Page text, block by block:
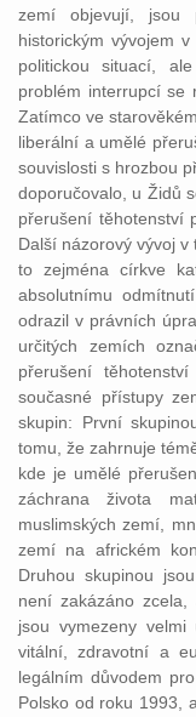
zemí objevují, jsou
historickým vývojem
politickou situací,
problém interrupcí se
Zatímco ve
liberální a umělé
souvislosti s hrozbou
doporučovalo, u Židů
přerušení těhotenství
Další názorový vývoj
to zejména církve
absolutnímu
odrazil v právních
určitých zemích
přerušení
současné přístupy
skupin: První
tomu, že zahrnuje
kde je umělé
záchrana života
muslimských zemí,
zemí na africkém
Druhou skupinou
není zakázáno
jsou vymezeny
vitální, zdravotní a
legálním důvodem
Polsko od roku 1993,